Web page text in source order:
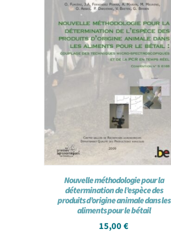
Nouvelle méthodologie pour la
détermination de l’espèce des
produits d’origine animale dans les
aliments pour le bétail
15,00€